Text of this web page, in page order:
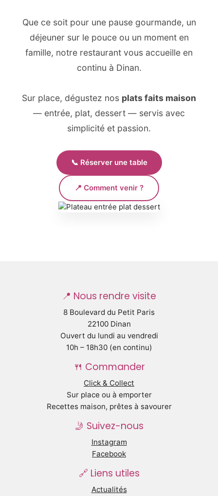
Que ce soit pour une pause gourmande, un
déjeuner sur le pouce ou un moment en
famille, notre restaurant vous accueille en
continu à Dinan.
Sur place, dégustez nos plats faits maison
— entrée, plat, dessert — servis avec
simplicité et passion.
📞 Réserver une table
📍 Comment venir ?
📍 Nous rendre visite
8 Boulevard du Petit Paris
22100 Dinan
Ouvert du lundi au vendredi
10h – 18h30 (en continu)
🍴 Commander
Click & Collect
Sur place ou à emporter
Recettes maison, prêtes à savourer
🤳 Suivez-nous
Instagram
Facebook
🔗 Liens utiles
Actualités